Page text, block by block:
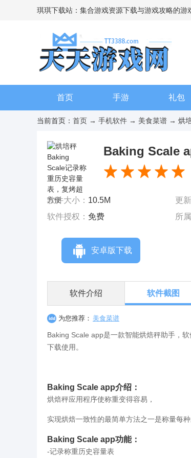
琪琪下载站：集合游戏资源下载与游戏攻略的游
首页 手游 礼包
当前首页： 首页 → 手机软件 → 美食菜谱 → 烘
Baking Scale
软件大小： 10.5M 更
软件授权： 免费 所
安卓版下载
软件介绍 软件截图
为您推荐： 美食菜谱
Baking Scale app是一款智能烘焙秤助手，
下载使用。
Baking Scale app介绍：
烘焙秤应用程序使称重变得容易，
实现烘焙一致性的最简单方法之一是称量每
Baking Scale app功能：
-记录称重历史容量表